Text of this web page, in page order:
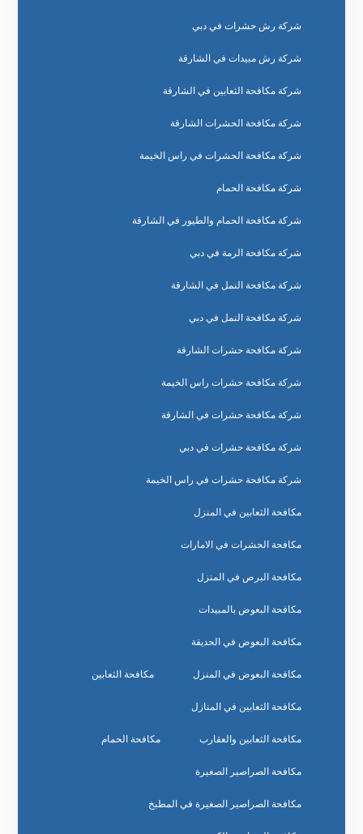
شركة رش حشرات في دبي
شركة رش مبيدات في الشارقة
شركة مكافحة الثعابين في الشارقة
شركة مكافحة الحشرات الشارقة
شركة مكافحة الحشرات في راس الخيمة
شركة مكافحة الحمام
شركة مكافحة الحمام والطيور في الشارقة
شركة مكافحة الرمة في دبي
شركة مكافحة النمل في الشارقة
شركة مكافحة النمل في دبي
شركة مكافحة حشرات الشارقة
شركة مكافحة حشرات راس الخيمة
شركة مكافحة حشرات في الشارقة
شركة مكافحة حشرات في دبي
شركة مكافحة حشرات في راس الخيمة
مكافحة الثعابين في المنزل
مكافحة الحشرات في الامارات
مكافحة البرص في المنزل
مكافحة البعوض بالمبيدات
مكافحة البعوض في الحديقة
مكافحة البعوض في المنزل مكافحة الثعابين
مكافحة الثعابين في المنازل
مكافحة الثعابين والعقارب مكافحة الحمام
مكافحة الصراصير الصغيرة
مكافحة الصراصير الصغيرة في المطبخ